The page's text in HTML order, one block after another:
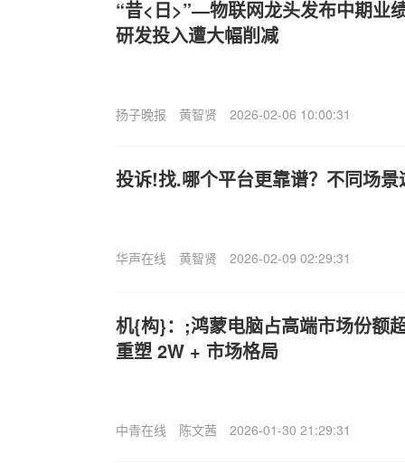
“昔<日>”—物联网龙头发布中期业
研发投入遭大幅削减
扬子晚报 黄智贤 2026-02-06 10:00:31
投诉!找.哪个平台更靠谱？不同场
华声在线 黄智贤 2026-02-09 02:29:31
机{构}：;鸿蒙电脑占高端市场份额
重塑 2W + 市场格局
中青在线 陈文茜 2026-01-30 21:29:31